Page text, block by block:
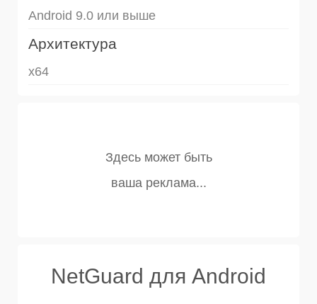
Android 9.0 или выше
Архитектура
x64
NetGuard для Android